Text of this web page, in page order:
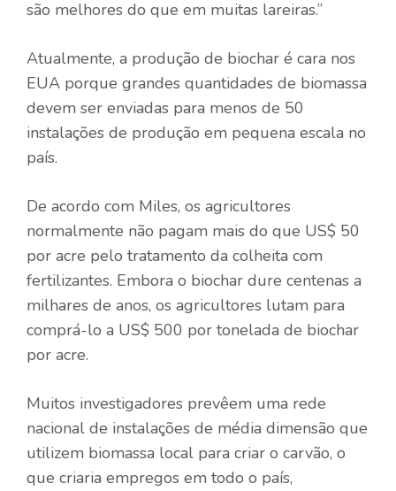
são melhores do que em muitas lareiras.”
Atualmente, a produção de biochar é cara nos
EUA porque grandes quantidades de biomassa
devem ser enviadas para menos de 50
instalações de produção em pequena escala no
país.
De acordo com Miles, os agricultores
normalmente não pagam mais do que US$ 50
por acre pelo tratamento da colheita com
fertilizantes. Embora o biochar dure centenas a
milhares de anos, os agricultores lutam para
comprá-lo a US$ 500 por tonelada de biochar
por acre.
Muitos investigadores prevêem uma rede
nacional de instalações de média dimensão que
utilizem biomassa local para criar o carvão, o
que criaria empregos em todo o país,